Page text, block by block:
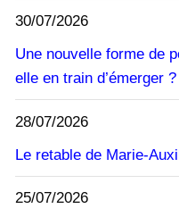
30/07/2026
Une nouvelle forme de
elle en train d’émerger ?
28/07/2026
Le retable de Marie-
25/07/2026